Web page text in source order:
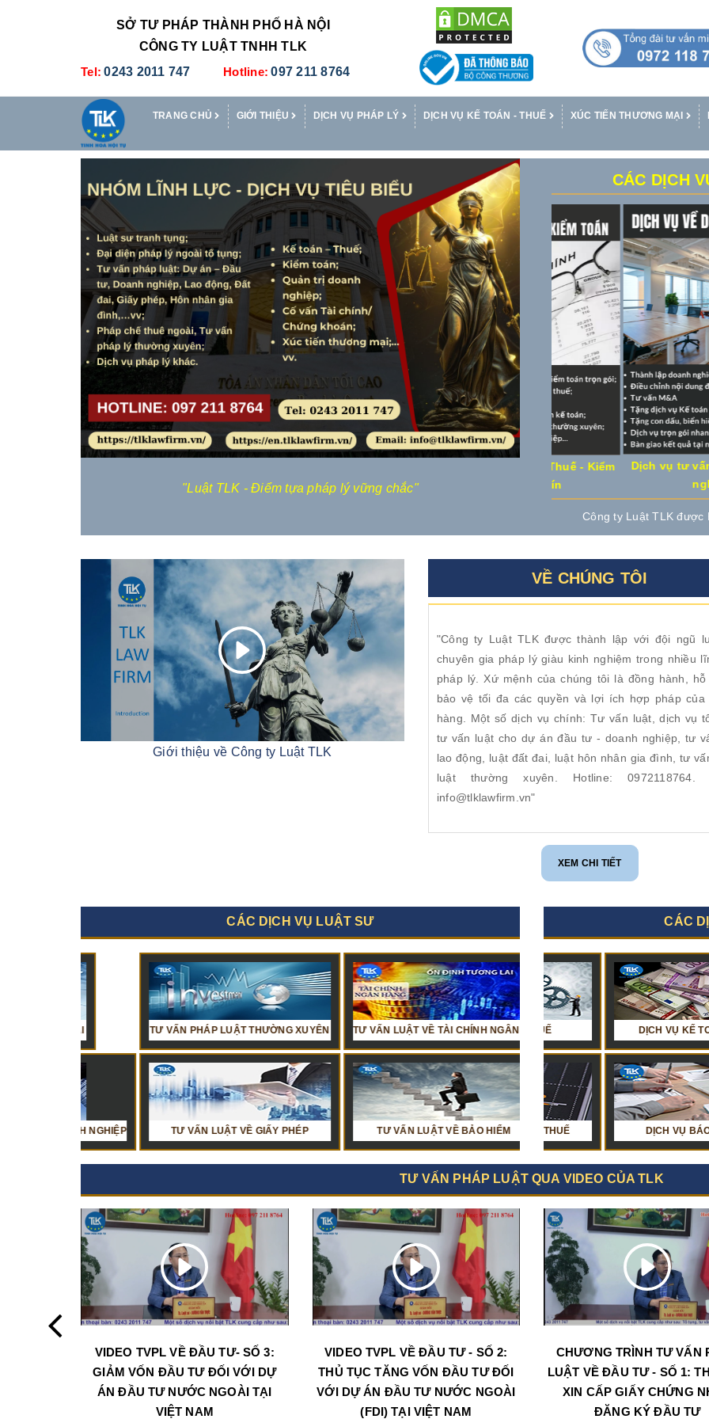
SỞ TƯ PHÁP THÀNH PHỐ HÀ NỘI
CÔNG TY LUẬT TNHH TLK
Tel: 0243 2011 747 Hotline: 097 211 8764
TRANG CHỦ GIỚI THIỆU DỊCH VỤ PHÁP LÝ DỊCH VỤ KẾ TOÁN - THUẾ XÚC TIẾN THƯƠNG MẠI
"Luật TLK - Điểm tựa pháp lý vững chắc" "Luật TLK -
CÁC DỊCH
thường xuyên
Dịch vụ Kế toán - Thuế - Kiểm
Dịch vụ tư vấn luật về
Công ty Luật TLK được Khách hàng
Giới thiệu về Công ty Luật TLK
VỀ CHÚNG TÔI
"Công ty Luật TLK được thành lập với đội ngũ
chuyên gia pháp lý giàu kinh nghiệm trong nhiều
pháp lý. Xứ mệnh của chúng tôi là đồng hành,
bảo vệ tối đa các quyền và lợi ích hợp pháp của
hàng. Một số dịch vụ chính: Tư vấn luật, dịch vụ
tư vấn luật cho dự án đầu tư - doanh nghiệp, tư
lao động, luật đất đai, luật hôn nhân gia đình, tư
luật thường xuyên. Hotline: 0972118764.
info@tlklawfirm.vn"
XEM CHI TIẾT
CÁC DỊCH VỤ LUẬT SƯ
TƯ VẤN PHÁP LUẬT THƯỜNG XUYÊN
TƯ VẤN LUẬT VỀ GIẤY PHÉP
TƯ VẤN LUẬT VỀ TÀI CHÍNH NGÂN HÀNG
TƯ VẤN LUẬT VỀ BẢO HIỂM
TƯ VẤN LUẬT VỀ BẤT ĐỘNG SẢN VÀ
TƯ VẤN LUẬT VỀ ĐẤU THẦU
CÁC
KẾ TOÁN VÀ THUẾ
VỤ BÁO CÁO THUẾ
DỊCH VỤ KẾ TOÁN TRỌN GÓI
DỊCH VỤ BÁO CÁO TÀI CHÍNH
DỊCH VỤ HOÀN THUẾ
HỎI ĐÁP VỀ KẾ TOÁN - THUẾ
DỊCH VỤ KẾ TOÁN VÀ
DỊCH VỤ BÁO CÁO THUẾ
TƯ VẤN PHÁP LUẬT QUA VIDEO CỦA TLK
VIDEO TVPL VỀ ĐẦU TƯ- SỐ 3:
GIẢM VỐN ĐẦU TƯ ĐỐI VỚI DỰ
ÁN ĐẦU TƯ NƯỚC NGOÀI TẠI
VIỆT NAM
VIDEO TVPL VỀ ĐẦU TƯ - SỐ 2:
THỦ TỤC TĂNG VỐN ĐẦU TƯ ĐỐI
VỚI DỰ ÁN ĐẦU TƯ NƯỚC NGOÀI
(FDI) TẠI VIỆT NAM
CHƯƠNG TRÌNH TƯ VẤN
LUẬT VỀ ĐẦU TƯ - SỐ 1:
XIN CẤP GIẤY CHỨNG
ĐĂNG KÝ ĐẦU TƯ